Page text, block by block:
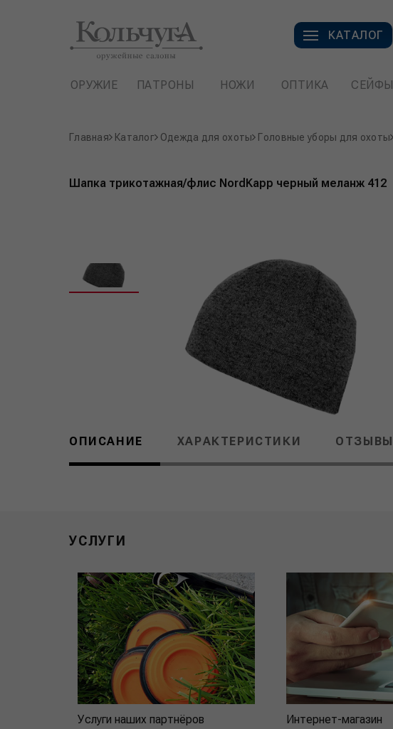
КАТАЛОГ
ОРУЖИЕ ПАТРОНЫ НОЖИ ОПТИКА СЕЙФЫ
Главная Каталог Одежда для охоты Головные уборы для охоты
Шапка трикотажная/флис NordKapp черный меланж 412
ОПИСАНИЕ ХАРАКТЕРИСТИКИ ОТЗЫВЫ
УСЛУГИ
Услуги наших партнёров
Интернет-магазин